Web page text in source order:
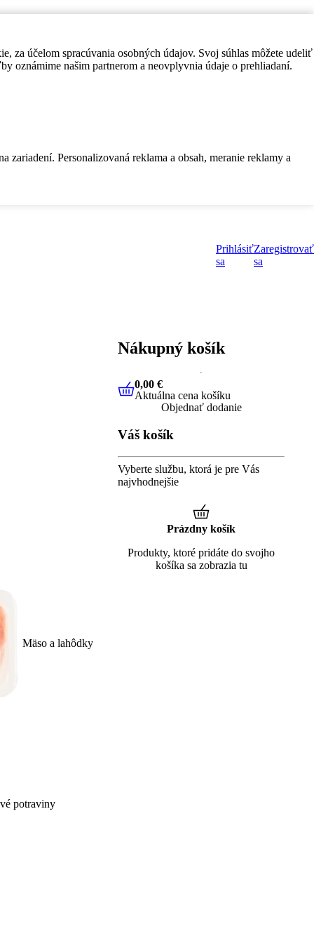
za účelom spracúvania osobných údajov. Svoj súhlas môžete udeliť
oznámime našim partnerom a neovplyvnia údaje o prehliadaní.
Personalizovaná reklama a obsah, meranie reklamy a
Prihlásiť
sa
Zaregistrovať
sa
Mäso a lahôdky
potraviny
Nákupný košík
0,00 €Aktuálna cena košíku
0,00 €
Aktuálna cena košíku
Objednať dodanie
Váš košík
Vyberte službu, ktorá je pre Vás
najvhodnejšie
Prázdny košík
Produkty, ktoré pridáte do svojho
košíka sa zobrazia tu